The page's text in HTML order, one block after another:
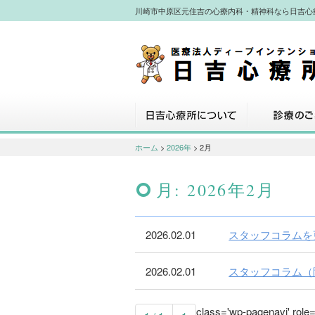
川崎市中原区元住吉の心療内科・精神科なら日吉
なら日吉心療所へ
日吉心療所について
ホーム > 2026年 > 2月
月:2026年2月
2026.02.01 スタッフコラム
2026.02.01 スタッフコラム（
class='wp-pagenavi'